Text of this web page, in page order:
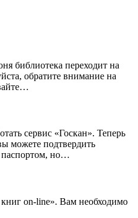
библиотека переходит на
обратите внимание на
сервис «Госкан». Теперь
можете подтвердить
паспортом, но…
on-line». Вам необходимо